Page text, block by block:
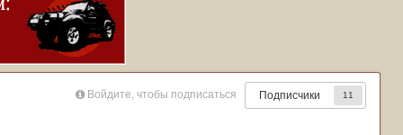
Войдите, чтобы подписаться Подписчики 11